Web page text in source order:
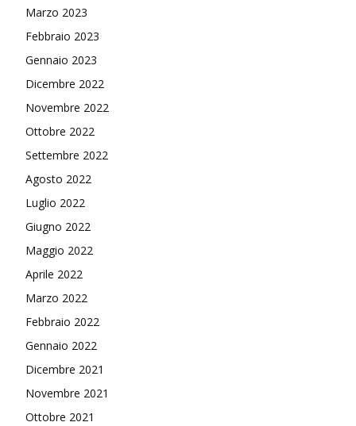
Marzo 2023
Febbraio 2023
Gennaio 2023
Dicembre 2022
Novembre 2022
Ottobre 2022
Settembre 2022
Agosto 2022
Luglio 2022
Giugno 2022
Maggio 2022
Aprile 2022
Marzo 2022
Febbraio 2022
Gennaio 2022
Dicembre 2021
Novembre 2021
Ottobre 2021